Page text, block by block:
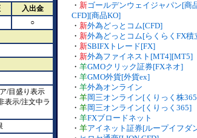
入出金
○
/目盛り表示
表示/注文中ラ
・ 新ゴールデンウェイジャパン[商
CFD][商品KO]
・ 新外為どっとコム[CFD]
・ 新外為どっとコム[らくらくFX積
・ 新SBIFXトレード[FX]
・ 新外為ファイネスト[MT4][MT5]
・ 羊GMOクリック証券[FXネオ]
・ 羊GMO外貨[外貨ex]
・ 羊外為オンライン
・ 羊岡三オンライン[くりっく株
・ 羊岡三オンライン[くりっく365]
・ 羊FXブロードネット
・ 羊アイネット証券[ループイフダ